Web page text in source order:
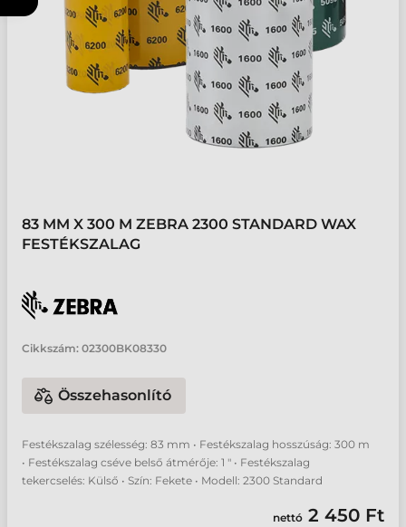
83 MM X 300 M ZEBRA 2300 STANDARD WAX
FESTÉKSZALAG
Cikkszám: 02300BK08330
Összehasonlító
Festékszalag szélesség: 83 mm • Festékszalag hosszúság: 300 m
• Festékszalag cséve belső átmérője: 1 " • Festékszalag
tekercselés: Külső • Szín: Fekete • Modell: 2300 Standard
nettó 2 450 Ft